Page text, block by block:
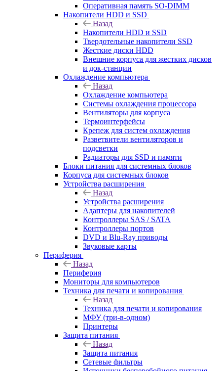
Оперативная память SO-DIMM
Накопители HDD и SSD
Назад
Накопители HDD и SSD
Твердотельные накопители SSD
Жесткие диски HDD
Внешние корпуса для жестких дисков
и док-станции
Охлаждение компьютера
Назад
Охлаждение компьютера
Системы охлаждения процессора
Вентиляторы для корпуса
Термоинтерфейсы
Крепеж для систем охлаждения
Разветвители вентиляторов и
подсветки
Радиаторы для SSD и памяти
Блоки питания для системных блоков
Корпуса для системных блоков
Устройства расширения
Назад
Устройства расширения
Адаптеры для накопителей
Контроллеры SAS / SATA
Контроллеры портов
DVD и Blu-Ray приводы
Звуковые карты
Периферия
Назад
Периферия
Мониторы для компьютеров
Техника для печати и копирования
Назад
Техника для печати и копирования
МФУ (три-в-одном)
Принтеры
Защита питания
Назад
Защита питания
Сетевые фильтры